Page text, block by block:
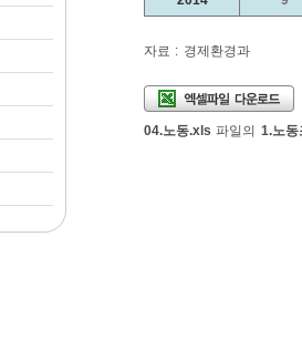
자료 : 경제환경과
엑셀파일다운로드
04.노동.xls 파일의 1.노동